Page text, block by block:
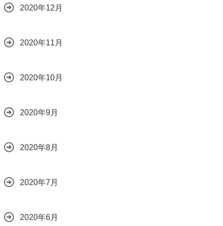
2020年12月
2020年11月
2020年10月
2020年9月
2020年8月
2020年7月
2020年6月